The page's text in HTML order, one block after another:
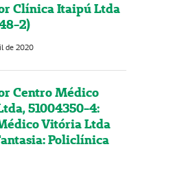
Clínica Itaipú Ltda
2)
de 2020
Centro Médico
51004350-4:
Vitória Ltda
Policlínica